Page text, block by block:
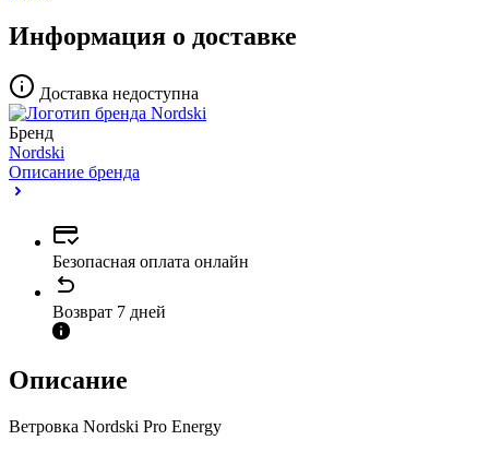
Информация о доставке
Доставка недоступна
Бренд
Nordski
Описание бренда
Безопасная оплата онлайн
Возврат 7 дней
Описание
Ветровка Nordski Pro Energy